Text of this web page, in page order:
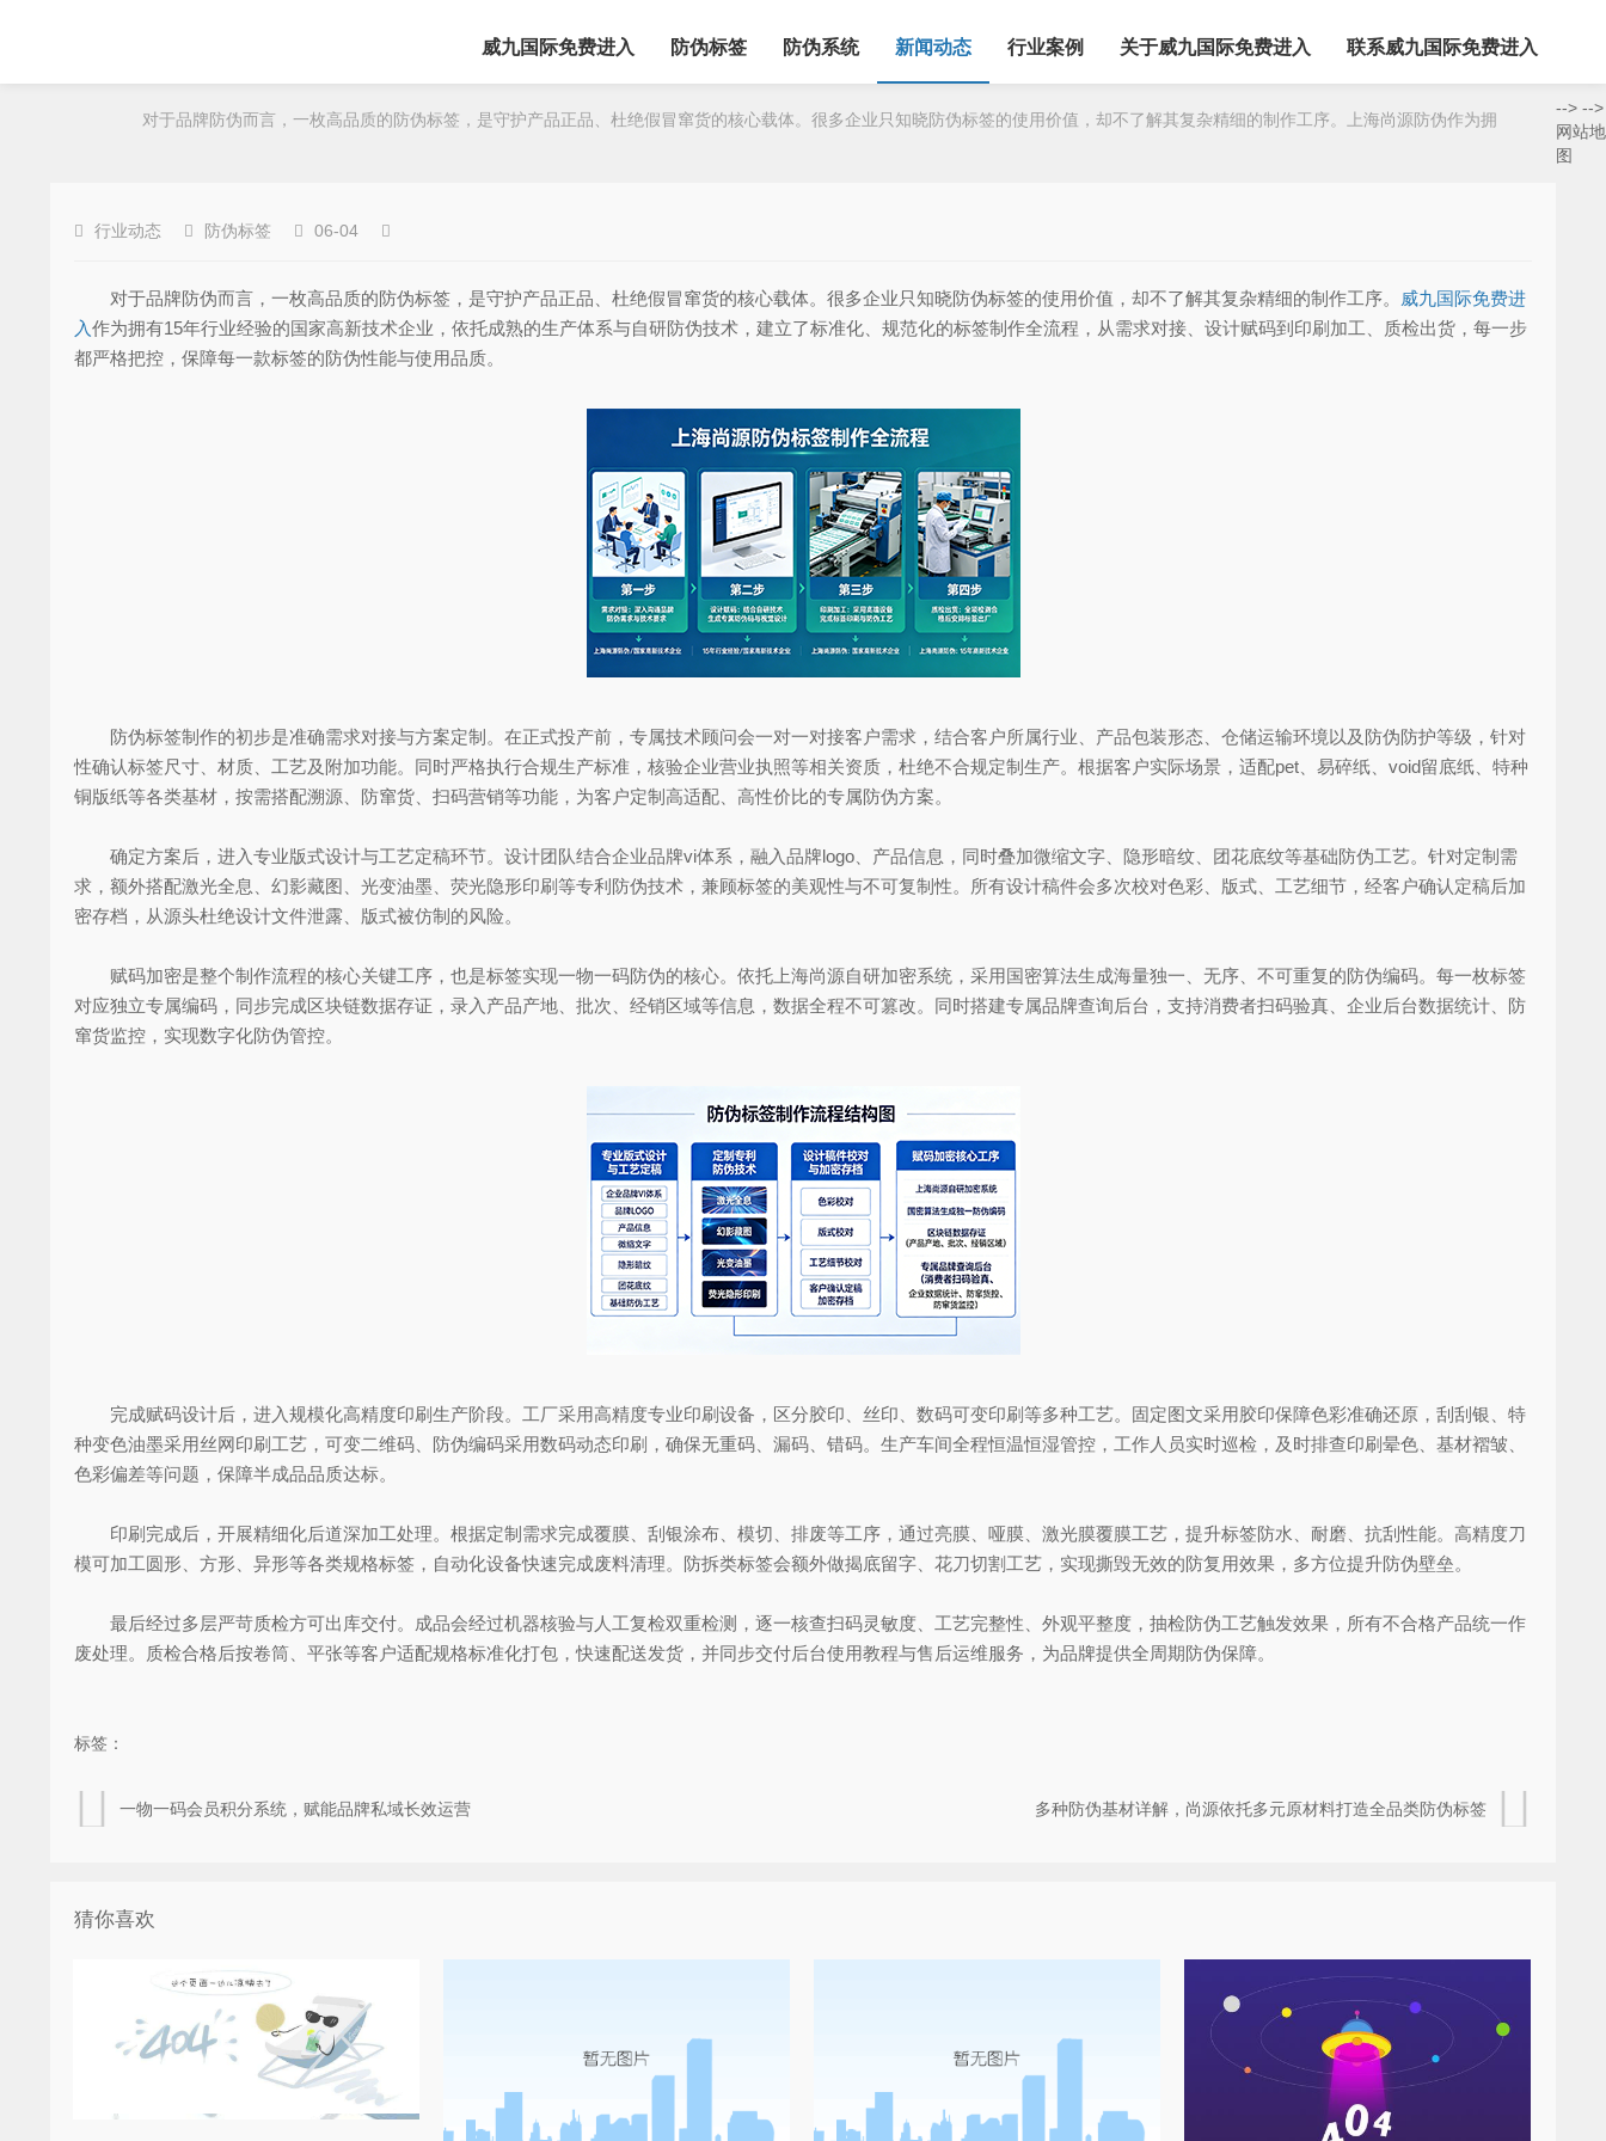
威九国际免费进入 防伪标签 防伪系统 新闻动态 行业案例 关于威九国际免费进入 联系威九国际免费进入
对于品牌防伪而言，一枚高品质的防伪标签，是守护产品正品、杜绝假冒窜货的核心载体。很多企业只知晓防伪标签的使用价值，却不了解其复杂精细的制作工序。上海尚源防伪作为拥
行业动态 防伪标签 06-04
对于品牌防伪而言，一枚高品质的防伪标签，是守护产品正品、杜绝假冒窜货的核心载体。很多企业只知晓防伪标签的使用价值，却不了解其复杂精细的制作工序。
威九国际免费进
入作为拥有15年行业经验的国家高新技术企业，依托成熟的生产体系与自研防伪技术，建立了标准化、规范化的标签制作全流程，从需求对接、设计赋码到印刷加工、质检出货，每一步
都严格把控，保障每一款标签的防伪性能与使用品质。
防伪标签制作的初步是准确需求对接与方案定制。在正式投产前，专属技术顾问会一对一对接客户需求，结合客户所属行业、产品包装形态、仓储运输环境以及防伪防护等级，针对
性确认标签尺寸、材质、工艺及附加功能。同时严格执行合规生产标准，核验企业营业执照等相关资质，杜绝不合规定制生产。根据客户实际场景，适配pet、易碎纸、void留底纸、特种
铜版纸等各类基材，按需搭配溯源、防窜货、扫码营销等功能，为客户定制高适配、高性价比的专属防伪方案。
确定方案后，进入专业版式设计与工艺定稿环节。设计团队结合企业品牌vi体系，融入品牌logo、产品信息，同时叠加微缩文字、隐形暗纹、团花底纹等基础防伪工艺。针对定制需
求，额外搭配激光全息、幻影藏图、光变油墨、荧光隐形印刷等专利防伪技术，兼顾标签的美观性与不可复制性。所有设计稿件会多次校对色彩、版式、工艺细节，经客户确认定稿后加
密存档，从源头杜绝设计文件泄露、版式被仿制的风险。
赋码加密是整个制作流程的核心关键工序，也是标签实现一物一码防伪的核心。依托上海尚源自研加密系统，采用国密算法生成海量独一、无序、不可重复的防伪编码。每一枚标签
对应独立专属编码，同步完成区块链数据存证，录入产品产地、批次、经销区域等信息，数据全程不可篡改。同时搭建专属品牌查询后台，支持消费者扫码验真、企业后台数据统计、防
窜货监控，实现数字化防伪管控。
完成赋码设计后，进入规模化高精度印刷生产阶段。工厂采用高精度专业印刷设备，区分胶印、丝印、数码可变印刷等多种工艺。固定图文采用胶印保障色彩准确还原，刮刮银、特
种变色油墨采用丝网印刷工艺，可变二维码、防伪编码采用数码动态印刷，确保无重码、漏码、错码。生产车间全程恒温恒湿管控，工作人员实时巡检，及时排查印刷晕色、基材褶皱、
色彩偏差等问题，保障半成品品质达标。
印刷完成后，开展精细化后道深加工处理。根据定制需求完成覆膜、刮银涂布、模切、排废等工序，通过亮膜、哑膜、激光膜覆膜工艺，提升标签防水、耐磨、抗刮性能。高精度刀
模可加工圆形、方形、异形等各类规格标签，自动化设备快速完成废料清理。防拆类标签会额外做揭底留字、花刀切割工艺，实现撕毁无效的防复用效果，多方位提升防伪壁垒。
最后经过多层严苛质检方可出库交付。成品会经过机器核验与人工复检双重检测，逐一核查扫码灵敏度、工艺完整性、外观平整度，抽检防伪工艺触发效果，所有不合格产品统一作
废处理。质检合格后按卷筒、平张等客户适配规格标准化打包，快速配送发货，并同步交付后台使用教程与售后运维服务，为品牌提供全周期防伪保障。
标签：
一物一码会员积分系统，赋能品牌私域长效运营 多种防伪基材详解，尚源依托多元原材料打造全品类防伪标签
猜你喜欢
--> -->
网站地
图